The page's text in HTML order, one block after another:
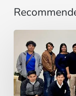
pequeño
no
es